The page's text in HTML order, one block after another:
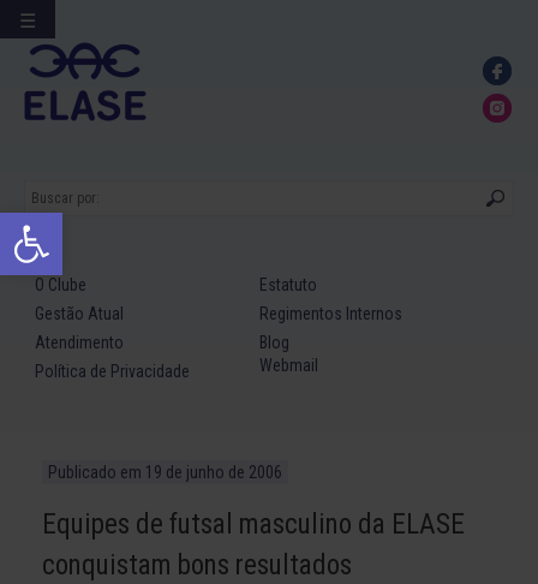
Abrir a barra de ferramentas
Ir
para
conteúdo
O Clube
Estatuto
Gestão Atual
Regimentos Internos
Atendimento
Blog
Política de Privacidade
Webmail
Publicado em 19 de junho de 2006
Equipes de futsal masculino da ELASE
conquistam bons resultados
☰